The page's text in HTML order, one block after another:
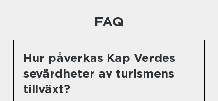
FAQ
Hur påverkas Kap Verdes
sevärdheter av turismens
tillväxt?